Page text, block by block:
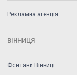
Рекламна агенція
ВІННИЦЯ
Фонтани Вінниці